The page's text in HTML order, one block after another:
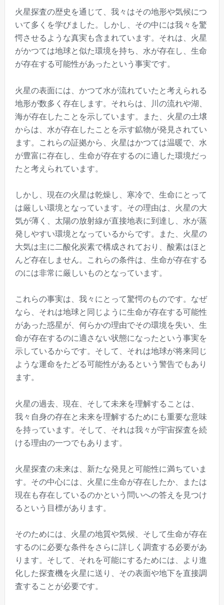
火星探査の歴史を通じて、我々はその地形や気候につ
いて多くを学びました。しかし、その中には我々を驚
愕させるような真実も含まれています。それは、火星
がかつては地球と似た環境を持ち、水が存在し、生命
が存在する可能性があったという事実です。
火星の表面には、かつて水が流れていたと考えられる
地形が数多く存在します。それらは、川の流れや湖、
海が存在したことを示しています。また、火星の土壌
からは、水が存在したことを示す鉱物が発見されてい
ます。これらの証拠から、火星はかつては温暖で、水
が豊富に存在し、生命が存在するのに適した環境だっ
たと考えられています。
しかし、現在の火星は乾燥し、寒冷で、生命にとって
は厳しい環境となっています。その理由は、火星の大
気が薄く、太陽の放射線が直接地表に到達し、水が蒸
発しやすい環境となっているからです。また、火星の
大気は主に二酸化炭素で構成されており、酸素はほと
んど存在しません。これらの条件は、生命が存在する
のには非常に厳しいものとなっています。
これらの事実は、我々にとって驚愕のものです。なぜ
なら、それは地球と同じように生命が存在する可能性
があった惑星が、何らかの理由でその環境を失い、生
命が存在するのに適さない状態になったという事実を
示しているからです。そして、それは地球が将来同じ
ような運命をたどる可能性があるという警告でもあり
ます。
火星の過去、現在、そして未来を理解することは、
我々自身の存在と未来を理解するためにも重要な意味
を持っています。そして、それは我々が宇宙探査を続
ける理由の一つでもあります。
火星探査の未来は、新たな発見と可能性に満ちていま
す。その中心には、火星に生命が存在したか、または
現在も存在しているのかという問いへの答えを見つけ
るという目標があります。
そのためには、火星の地質や気候、そして生命が存在
するのに必要な条件をさらに詳しく調査する必要があ
ります。そして、それを可能にするためには、より進
化した探査機を火星に送り、その表面や地下を直接調
査することが必要です。